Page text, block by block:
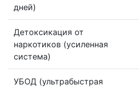
дней)
Детоксикация от
наркотиков (усиленная
система)
УБОД (ультрабыстрая